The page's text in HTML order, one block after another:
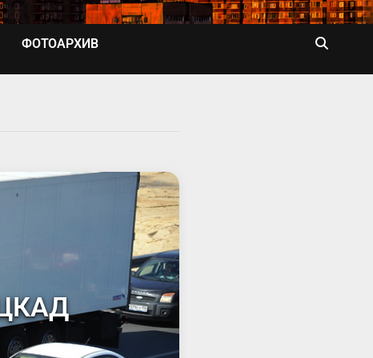
ФОТОАРХИВ